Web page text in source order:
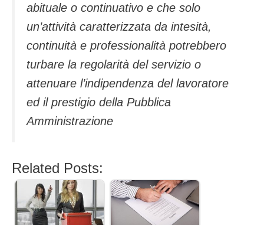
abituale o continuativo e che solo
un’attività caratterizzata da intesità,
continuità e professionalità potrebbero
turbare la regolarità del servizio o
attenuare l’indipendenza del lavoratore
ed il prestigio della Pubblica
Amministrazione
Related Posts: